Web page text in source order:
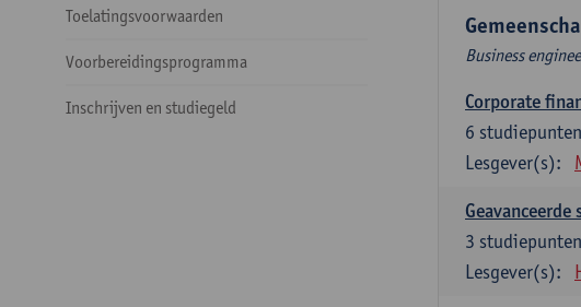
Toelatingsvoorwaarden
Voorbereidingsprogramma
Inschrijven en studiegeld
Business
Corporate
6 studiepunten
Lesgever(s):
Geavanceerde
3 studiepunten
Lesgever(s):